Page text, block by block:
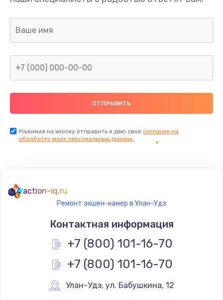
Заказать
Замена датчиков управления, высоты, движения
600 руб.
Заказать
Замена кнопок
500 руб.
Заказать
Замена лампы
Нажимая на кнопку отправить я даю свое согласие на
обработку моих персональных данных.
action-iq.ru
Ремонт экшен-камер в Улан-Удэ
Контактная информация
+7 (800) 101-16-70
+7 (800) 101-16-70
Улан-Удэ, ул. Бабушкина, 12